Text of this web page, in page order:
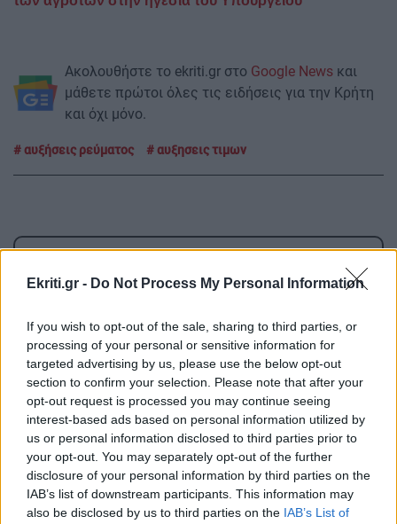
Ekriti.gr - Do Not Process My Personal Information
If you wish to opt-out of the sale, sharing to third parties, or
processing of your personal or sensitive information for
targeted advertising by us, please use the below opt-out
section to confirm your selection. Please note that after your
opt-out request is processed you may continue seeing
interest-based ads based on personal information utilized by
us or personal information disclosed to third parties prior to
your opt-out. You may separately opt-out of the further
disclosure of your personal information by third parties on the
IAB’s list of downstream participants. This information may
also be disclosed by us to third parties on the IAB’s List of
Ακολουθήστε το ekriti.gr στο Google News και
μάθετε πρώτοι όλες τις ειδήσεις για την Κρήτη
και όχι μόνο.
αυξήσεις ρεύματος αυξησεις τιμων
ΚΡΗΤΗ
Άγιος Νικόλαος: «Κρητικά Μαγειρέματα» με
αφορμή την Παγκόσμια Ημέρα Τουρισμού
16:27
ΕΛΛΑΔΑ
Greek Mafia: Στα χέρια της ΕΛ.ΑΣ το
«πίτμπουλ» και το «μπουλντόγκ» του Έντικ
16:18
ΕΛΛΑΔΑ